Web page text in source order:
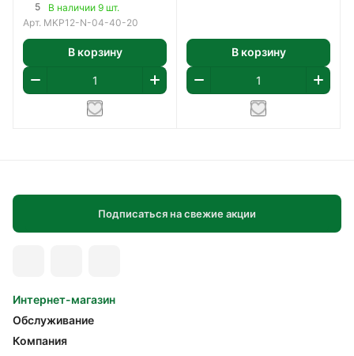
5
В наличии 9 шт.
Арт. MKP12-N-04-40-20
В корзину В корзину
Подписаться на свежие акции
Интернет-магазин
Обслуживание
Компания